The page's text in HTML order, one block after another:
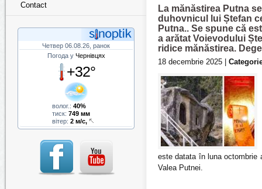
Contact
Четвер 06.08.26, ранок
Погода у Чернівцях
+32°
волог.: 40%
тиск: 749 мм
вітер: 2 м/с,
La mănăstirea Putna
duhovnicul lui Ștefan
Putna.. Se spune că
a arătat Voievodului
ridice mănăstirea.
18 decembrie 2025 |
este datata în luna octombrie
Valea Putnei.